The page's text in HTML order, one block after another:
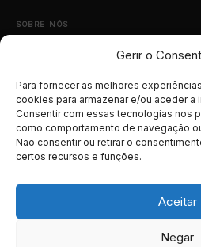
Gerir o
Para fornecer as melhores
cookies para armazenar e/ou aceder
Consentir com essas tecnologias nos
como comportamento de navegação
Não consentir ou retirar o
certos recursos e funções.
Aceitar
Negar
SOBRE NÓS
Contacto
Submete a Tua Música
Publicidade
Apoiar o Projeto
Política de Privacidade